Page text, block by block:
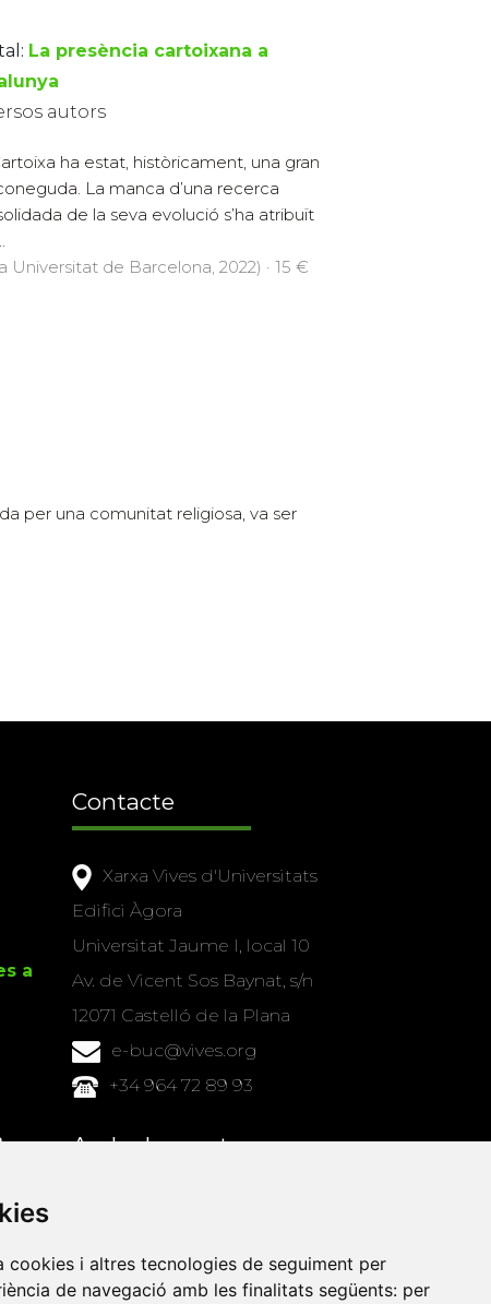
i altres tecnologies de seguiment per
de navegació amb les finalitats següents: per
La presència cartoixana a
autors
ha estat, històricament, una gran
La manca d’una recerca
de la seva evolució s’ha atribuït
Universitat de Barcelona, 2022) · 15 €
per una comunitat religiosa, va ser
a
Contacte
Xarxa Vives d'Universitats
Edifici Àgora
Universitat Jaume I, local 10
Av. de Vicent Sos Baynat, s/n
12071 Castelló de la Plana
e-buc@vives.org
+34 964 72 89 93
Amb el suport